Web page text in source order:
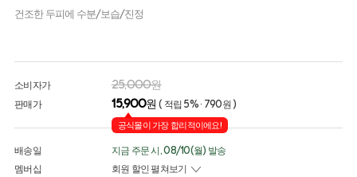
건조한 두피에 수분/보습/진정
소비자가 25,000원
판매가 15,900원 ( 적립 5% · 790원 )
공식몰이 가장 합리적이에요!
배송일
지금 주문 시, 08/10(월) 발송
멤버십
회원 할인 펼쳐보기